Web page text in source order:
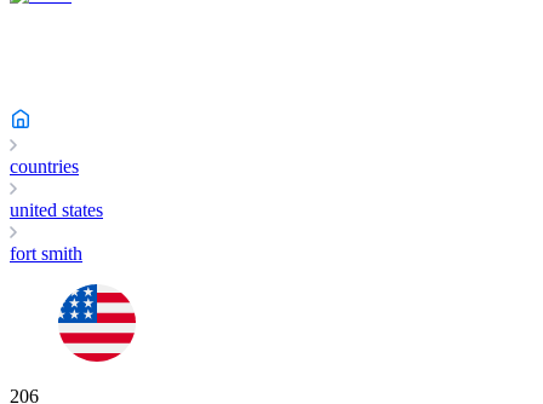
countries
united states
fort smith
206